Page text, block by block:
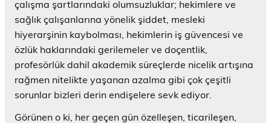
çalışma şartlarındaki olumsuzluklar; hekimlere ve
sağlık çalışanlarına yönelik şiddet, mesleki
hiyerarşinin kaybolması, hekimlerin iş güvencesi ve
özlük haklarındaki gerilemeler ve doçentlik,
profesörlük dahil akademik süreçlerde nicelik artışına
rağmen nitelikte yaşanan azalma gibi çok çeşitli
sorunlar bizleri derin endişelere sevk ediyor.
Görünen o ki, her geçen gün özelleşen, ticarileşen,